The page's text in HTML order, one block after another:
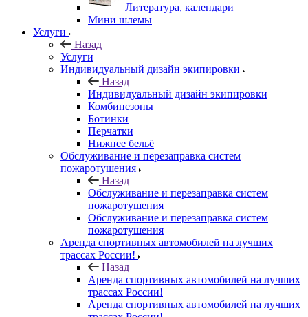
Литература, календари
Мини шлемы
Услуги
Назад
Услуги
Индивидуальный дизайн экипировки
Назад
Индивидуальный дизайн экипировки
Комбинезоны
Ботинки
Перчатки
Нижнее бельё
Обслуживание и перезаправка систем
пожаротушения
Назад
Обслуживание и перезаправка систем
пожаротушения
Обслуживание и перезаправка систем
пожаротушения
Аренда спортивных автомобилей на лучших
трассах России!
Назад
Аренда спортивных автомобилей на лучших
трассах России!
Аренда спортивных автомобилей на лучших